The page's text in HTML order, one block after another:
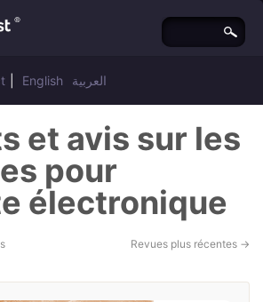
English العربية
et avis sur les
pour
électronique
Revues plus récentes →